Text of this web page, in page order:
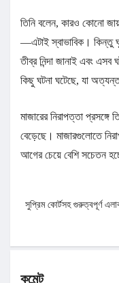
তিনি বলেন, কারও কোনো
—এটাই স্বাভাবিক। কিন্তু
তীব্র নিন্দা জানাই এবং এসব
কিছু ঘটনা ঘটেছে, যা
মাজারের নিরাপত্তা
বেড়েছে। মাজারগুলোতে
আগের চেয়ে বেশি সচেতন
সুপ্রিম কোর্টসহ গুরুত্বপূর্ণ
কমেন্ট